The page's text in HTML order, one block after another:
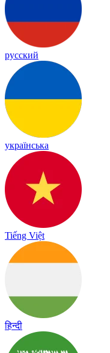
русский
українська
Tiếng Việt
हिन्दी